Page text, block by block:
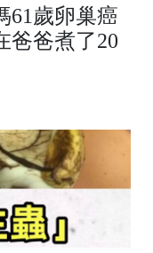
61歲卵巢癌
爸爸煮了20